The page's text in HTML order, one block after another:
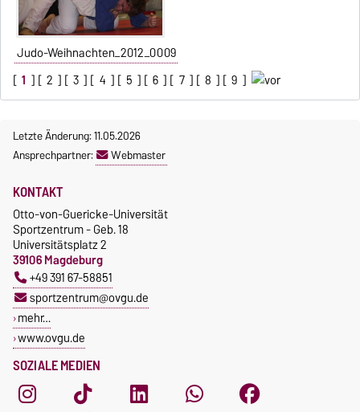
Judo-Weihnachten_2012_0009
[ 1 ] [ 2 ] [ 3 ] [ 4 ] [ 5 ] [ 6 ] [ 7 ] [ 8 ] [ 9 ]
Letzte Änderung: 11.05.2026
Ansprechpartner:
Webmaster
SOZIALE MEDIEN
KONTAKT
Otto-von-Guericke-Universität
Sportzentrum - Geb. 18
Universitätsplatz 2
39106 Magdeburg
+49 391 67-58851
sportzentrum@ovgu.de
mehr…
www.ovgu.de